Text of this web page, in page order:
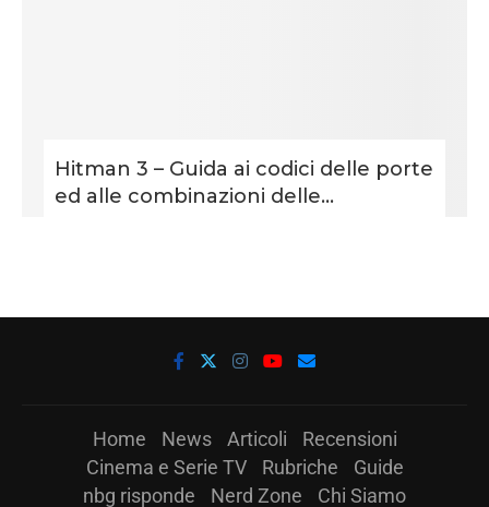
Hitman 3 – Guida ai codici delle porte
ed alle combinazioni delle...
Home News Articoli
Recensioni
Cinema e Serie TV
Rubriche
Guide
nbg risponde
Nerd Zone Chi Siamo